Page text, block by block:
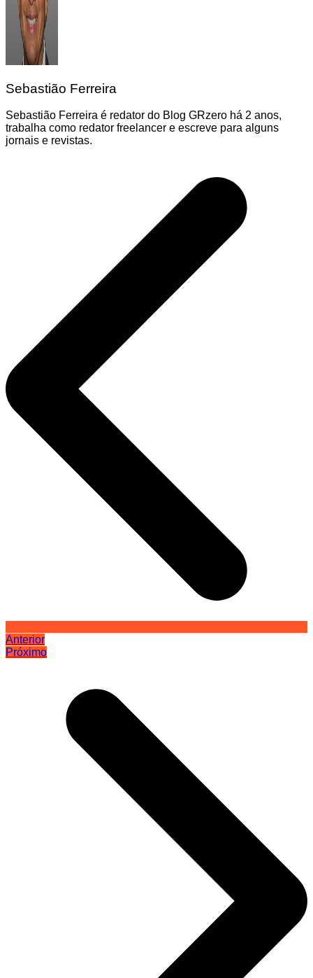
Sebastião Ferreira
Sebastião Ferreira é redator do Blog GRzero há 2 anos,
trabalha como redator freelancer e escreve para alguns
jornais e revistas.
Anterior
Próximo